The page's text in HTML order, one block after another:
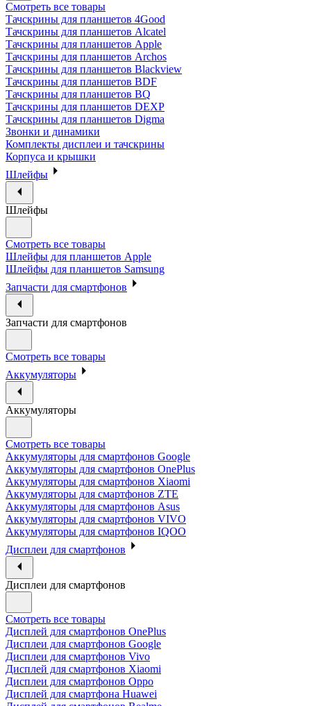
Смотреть все товары
Тачскрины для планшетов 4Good
Тачскрины для планшетов Alcatel
Тачскрины для планшетов Apple
Тачскрины для планшетов Archos
Тачскрины для планшетов Blackview
Тачскрины для планшетов BDF
Тачскрины для планшетов BQ
Тачскрины для планшетов DEXP
Тачскрины для планшетов Digma
Звонки и динамики
Комплекты дисплеи и тачскрины
Корпуса и крышки
Шлейфы
Шлейфы
Смотреть все товары
Шлейфы для планшетов Apple
Шлейфы для планшетов Samsung
Запчасти для смартфонов
Запчасти для смартфонов
Смотреть все товары
Аккумуляторы
Аккумуляторы
Смотреть все товары
Аккумуляторы для смартфонов Google
Аккумуляторы для смартфонов OnePlus
Аккумуляторы для смартфонов Xiaomi
Аккумуляторы для смартфонов ZTE
Аккумуляторы для cмартфонов Asus
Аккумуляторы для смартфонов VIVO
Аккумуляторы для смартфонов IQOO
Дисплеи для смартфонов
Дисплеи для смартфонов
Смотреть все товары
Дисплей для смартфонов OnePlus
Дисплеи для смартфонов Google
Дисплеи для смартфонов Vivo
Дисплей для смартфонов Xiaomi
Дисплеи для смартфонов Oppo
Дисплей для смартфона Huawei